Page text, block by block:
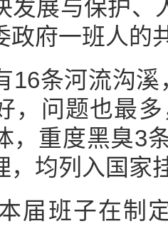
展与保护、
政府一班人的
条河流沟溪
，问题也最
，重度黑臭3
，均列入国家
班子在制定